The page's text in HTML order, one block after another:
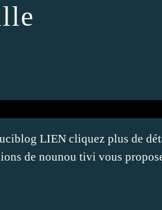
LIEN cliquez plus de
de nounou tivi vous